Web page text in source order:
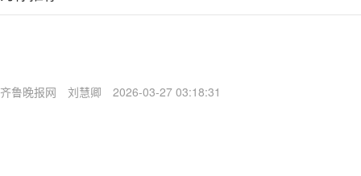
齐鲁晚报网 刘慧卿 2026-03-27 03:18:31